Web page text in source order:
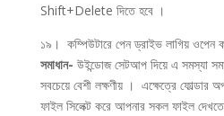
Shift+Delete দিতে হবে ।
১৯। কম্পিউটারে পেন ড্রাইভ লাগিয় ওপেন
সমাধান- উইন্ডোজ সেটআপ দিয়ে এ সমস্যা
সবচেয়ে বেশী লক্ষণীয় । এক্ষেত্রে ফোল্ডার
ফাইল সিলেক্ট করে আপনার সকল ফাইল